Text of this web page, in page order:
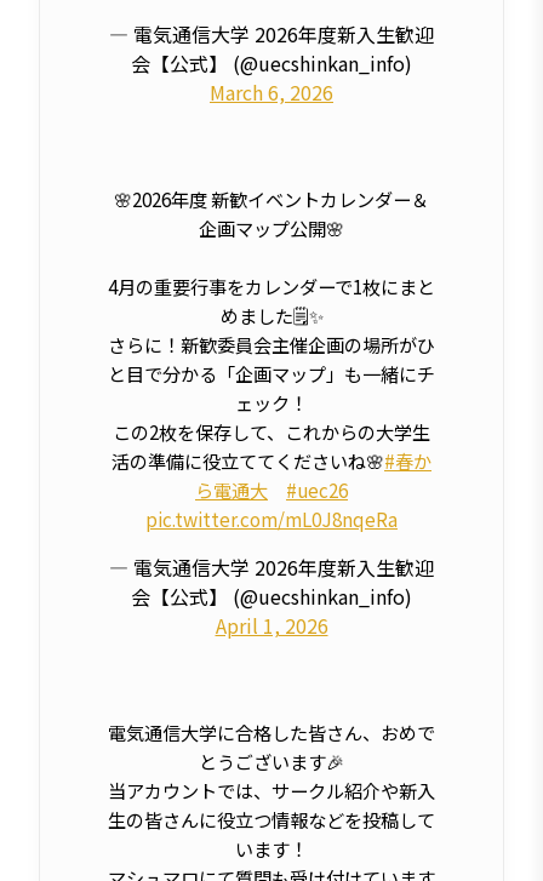
— 電気通信大学 2026年度新入生歓迎
会【公式】 (@uecshinkan_info)
March 6, 2026
🌸2026年度 新歓イベントカレンダー＆
企画マップ公開🌸
4月の重要行事をカレンダーで1枚にまと
めました🗒️✨
さらに！新歓委員会主催企画の場所がひ
と目で分かる「企画マップ」も一緒にチ
ェック！
この2枚を保存して、これからの大学生
活の準備に役立ててくださいね🌸#春か
ら電通大
#uec26
pic.twitter.com/mL0J8nqeRa
— 電気通信大学 2026年度新入生歓迎
会【公式】 (@uecshinkan_info)
April 1, 2026
電気通信大学に合格した皆さん、おめで
とうございます🎉
当アカウントでは、サークル紹介や新入
生の皆さんに役立つ情報などを投稿して
います！